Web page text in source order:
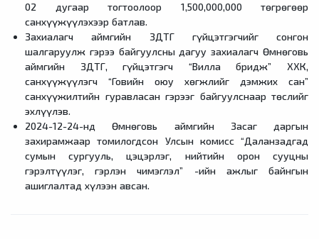
02 дугаар тогтоолоор 1,500,000,000 төгрөгөөр
санхүүжүүлэхээр батлав.
Захиалагч аймгийн ЗДТГ гүйцэтгэгчийг сонгон
шалгаруулж гэрээ байгуулсны дагуу захиалагч Өмнөговь
аймгийн ЗДТГ, гүйцэтгэгч “Вилла бридж” ХХК,
санхүүжүүлэгч “Говийн оюу хөгжлийг дэмжих сан”
санхүүжилтийн гуравласан гэрээг байгуулснаар төслийг
эхлүүлэв.
2024-12-24-нд Өмнөговь аймгийн Засаг даргын
захирамжаар томилогдсон Улсын комисс “Даланзадгад
сумын сургууль, цэцэрлэг, нийтийн орон сууцны
гэрэлтүүлэг, гэрлэн чимэглэл” -ийн ажлыг байнгын
ашиглалтад хүлээн авсан.